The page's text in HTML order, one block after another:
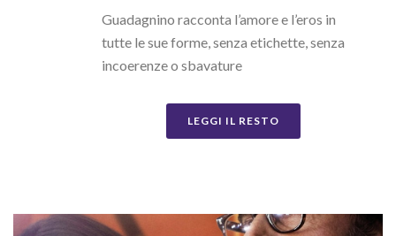
Guadagnino racconta l’amore e l’eros in
tutte le sue forme, senza etichette, senza
incoerenze o sbavature
LEGGI IL RESTO